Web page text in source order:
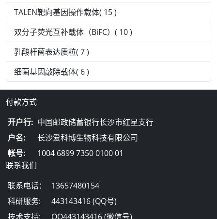
TALEN靶向基因操作载体( 15 )
双分子荧光互补载体（BiFC）( 10 )
乳酸杆菌表达质粒( 7 )
细菌基因敲除载体( 6 )
付款方式
开户行: 中国邮政储蓄银行长沙市红星支行
户名:
长沙爱科博生物科技有限公司
帐号:
1004 6899 7350 0100 01
联系我们
联系电话：
13657480154
科研服务:
443143416 (QQ号)
技术支持:
QQ443143416 (微信号)